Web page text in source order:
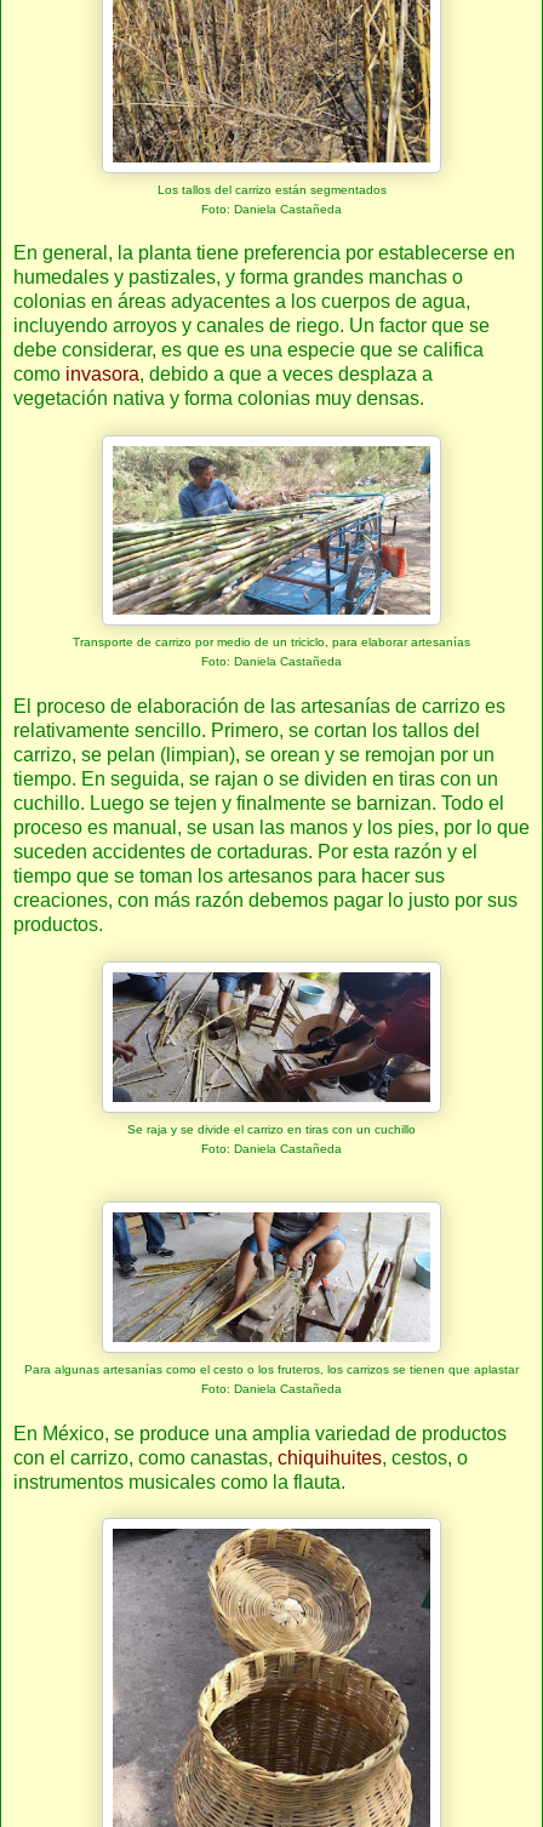
Los tallos del carrizo están segmentados
Foto: Daniela Castañeda
En general, la planta tiene preferencia por establecerse en
humedales y pastizales, y forma grandes manchas o
colonias en áreas adyacentes a los cuerpos de agua,
incluyendo arroyos y canales de riego. Un factor que se
debe considerar, es que es una especie que se califica
como invasora, debido a que a veces desplaza a
vegetación nativa y forma colonias muy densas.
Transporte de carrizo por medio de un triciclo, para elaborar artesanías
Foto: Daniela Castañeda
El proceso de elaboración de las artesanías de carrizo es
relativamente sencillo. Primero, se cortan los tallos del
carrizo, se pelan (limpian), se orean y se remojan por un
tiempo. En seguida, se rajan o se dividen en tiras con un
cuchillo. Luego se tejen y finalmente se barnizan. Todo el
proceso es manual, se usan las manos y los pies, por lo que
suceden accidentes de cortaduras. Por esta razón y el
tiempo que se toman los artesanos para hacer sus
creaciones, con más razón debemos pagar lo justo por sus
productos.
Se raja y se divide el carrizo en tiras con un cuchillo
Foto: Daniela Castañeda
Para algunas artesanías como el cesto o los fruteros, los carrizos se tienen que aplastar
Foto: Daniela Castañeda
En México, se produce una amplia variedad de productos
con el carrizo, como canastas, chiquihuites, cestos, o
instrumentos musicales como la flauta.